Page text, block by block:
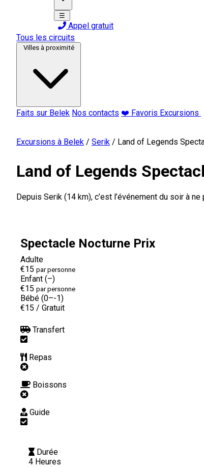
☰
Appel gratuit
Tous les circuits
Villes à proximité
Faits sur Belek Nos contacts ❤️ Favoris Excursions
Excursions à Belek / Serik / Land of Legends
Land of Legends
Depuis Serik (14 km), c’est l’événement du soir à
Spectacle Nocturne Prix
Adulte
€15 par personne
Enfant (–)
€15 par personne
Bébé (0–-1)
€15 / Gratuit
Transfert
Repas
Boissons
Guide
Durée
4 Heures